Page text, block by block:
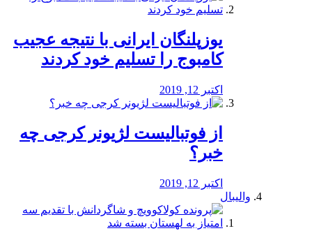
یوزپلنگان ایرانی با نتیجه عجیب
کامبوج را تسلیم خود کردند
اکتبر 12, 2019
از فوتبالیست لژیونر کرجی چه
خبر؟
اکتبر 12, 2019
والیبال